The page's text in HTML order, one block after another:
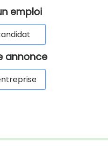
emploi
annonce